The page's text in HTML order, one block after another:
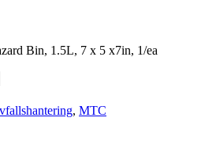
Bin, 1.5L, 7 x 5 x7in, 1/ea
, MTC